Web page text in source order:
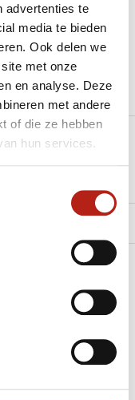
advertenties te
media te bieden
Ook delen we
met onze
en analyse. Deze
met andere
of die ze hebben
hun services.
24/7
nodig?
vragen